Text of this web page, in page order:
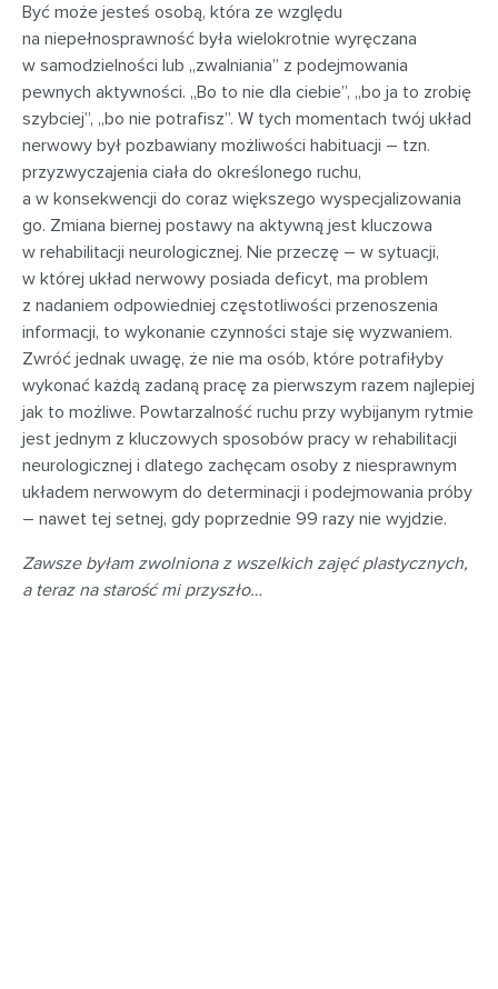
Być może jesteś osobą, która ze względu
na niepełnosprawność była wielokrotnie wyręczana
w samodzielności lub „zwalniania” z podejmowania
pewnych aktywności. „Bo to nie dla ciebie”, „bo ja to zrobię
szybciej”, „bo nie potrafisz”. W tych momentach twój układ
nerwowy był pozbawiany możliwości habituacji – tzn.
przyzwyczajenia ciała do określonego ruchu,
a w konsekwencji do coraz większego wyspecjalizowania
go. Zmiana biernej postawy na aktywną jest kluczowa
w rehabilitacji neurologicznej. Nie przeczę – w sytuacji,
w której układ nerwowy posiada deficyt, ma problem
z nadaniem odpowiedniej częstotliwości przenoszenia
informacji, to wykonanie czynności staje się wyzwaniem.
Zwróć jednak uwagę, że nie ma osób, które potrafiłyby
wykonać każdą zadaną pracę za pierwszym razem najlepiej
jak to możliwe. Powtarzalność ruchu przy wybijanym rytmie
jest jednym z kluczowych sposobów pracy w rehabilitacji
neurologicznej i dlatego zachęcam osoby z niesprawnym
układem nerwowym do determinacji i podejmowania próby
– nawet tej setnej, gdy poprzednie 99 razy nie wyjdzie.
Zawsze byłam zwolniona z wszelkich zajęć plastycznych,
a teraz na starość mi przyszło…